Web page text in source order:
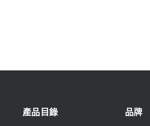
產品目錄 品牌